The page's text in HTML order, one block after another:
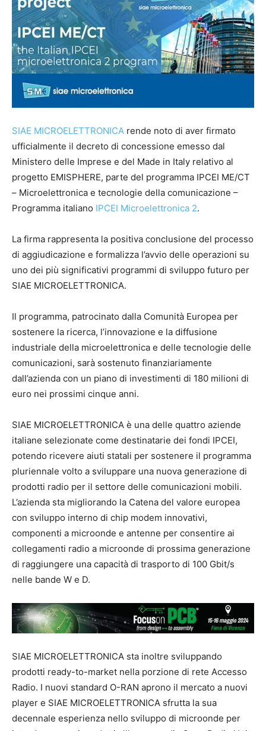
SIAE MICROELETTRONICA rende noto di aver firmato
ufficialmente il decreto di concessione emesso dal
Ministero delle Imprese e del Made in Italy relativo al
progetto EMISPHERE, parte del programma IPCEI ME/CT
– Microelettronica e tecnologie della comunicazione –
Programma italiano IPCEI Microelettronica 2.
La firma rappresenta la positiva conclusione del processo
di aggiudicazione e formalizza l’avvio delle operazioni su
uno dei più significativi programmi di sviluppo futuro per
SIAE MICROELETTRONICA.
Il programma, patrocinato dalla Comunità Europea per
sostenere la ricerca, l’innovazione e la diffusione
industriale della microelettronica e delle tecnologie delle
comunicazioni, sarà sostenuto finanziariamente
dall’azienda con un piano di investimenti di 180 milioni di
euro nei prossimi cinque anni.
SIAE MICROELETTRONICA è una delle quattro aziende
italiane selezionate come destinatarie dei fondi IPCEI,
potendo ricevere aiuti statali per sostenere il programma
pluriennale volto a sviluppare una nuova generazione di
prodotti radio per il settore delle comunicazioni mobili.
L’azienda sta migliorando la Catena del valore europea
con sviluppo interno di chip modem innovativi,
componenti a microonde e antenne per consentire ai
collegamenti radio a microonde di prossima generazione
di raggiungere una capacità di trasporto di 100 Gbit/s
nelle bande W e D.
SIAE MICROELETTRONICA sta inoltre sviluppando
prodotti ready-to-market nella porzione di rete Accesso
Radio. I nuovi standard O-RAN aprono il mercato a nuovi
player e SIAE MICROELETTRONICA sfrutta la sua
decennale esperienza nello sviluppo di microonde per